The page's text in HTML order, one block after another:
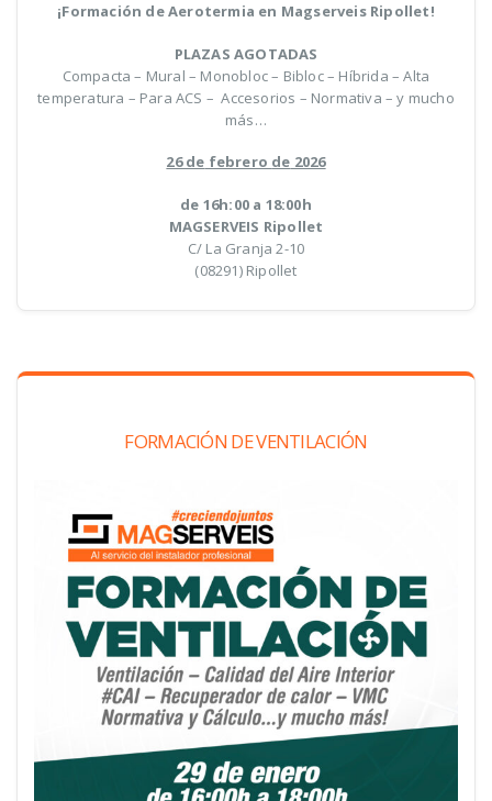
¡Formación deAerotermia en Magserveis Ripollet!
PLAZAS AGOTADAS
Compacta – Mural – Monobloc – Bibloc – Híbrida – Alta
temperatura – Para ACS – Accesorios – Normativa – y mucho
más…
26de febrero de 2026
de 16h:00 a 18:00h
MAGSERVEIS Ripollet
C/ La Granja 2-10
(08291) Ripollet
FORMACIÓN DE VENTILACIÓN